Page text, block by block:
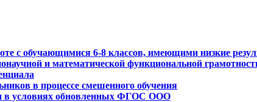
с обучающимися 6-8 классов, имеющими низкие
и математической функциональной
в процессе смешенного обучения
в условиях обновленных ФГОС ООО